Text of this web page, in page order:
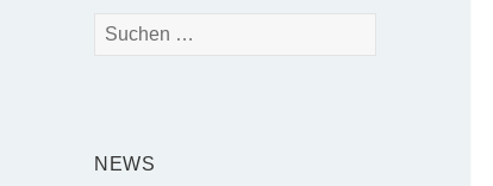
Suchen
NEWS